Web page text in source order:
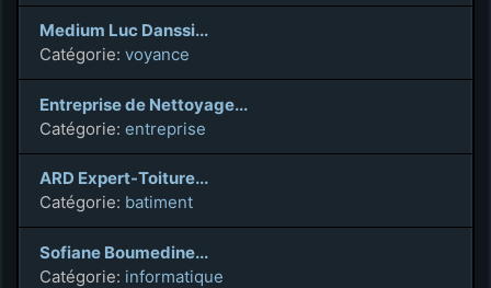
Medium Luc Danssi...
Catégorie: voyance
Entreprise de Nettoyage...
Catégorie: entreprise
ARD Expert-Toiture...
Catégorie: batiment
Sofiane Boumedine...
Catégorie: informatique